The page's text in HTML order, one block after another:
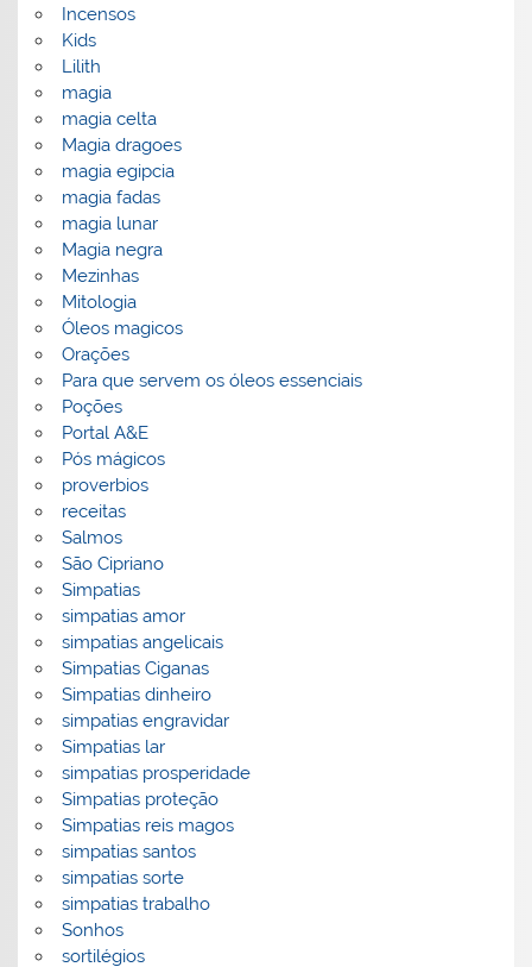
Incensos
Kids
Lilith
magia
magia celta
Magia dragoes
magia egipcia
magia fadas
magia lunar
Magia negra
Mezinhas
Mitologia
Óleos magicos
Orações
Para que servem os óleos essenciais
Poções
Portal A&E
Pós mágicos
proverbios
receitas
Salmos
São Cipriano
Simpatias
simpatias amor
simpatias angelicais
Simpatias Ciganas
Simpatias dinheiro
simpatias engravidar
Simpatias lar
simpatias prosperidade
Simpatias proteção
Simpatias reis magos
simpatias santos
simpatias sorte
simpatias trabalho
Sonhos
sortilégios